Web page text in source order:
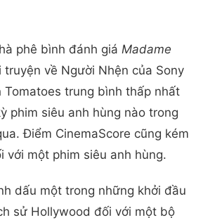
phê bình đánh giá Madame
truyện về Người Nhện của Sony
Tomatoes trung bình thấp nhất
phim siêu anh hùng nào trong
Điểm CinemaScore cũng kém
với một phim siêu anh hùng.
dấu một trong những khởi đầu
sử Hollywood đối với một bộ